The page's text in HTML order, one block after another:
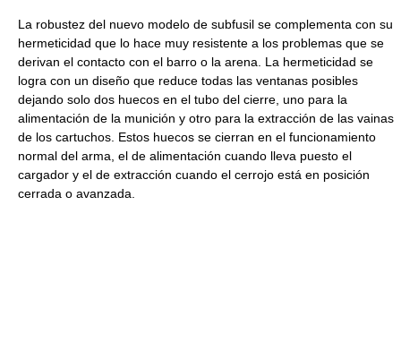
La robustez del nuevo modelo de subfusil se complementa con su
hermeticidad que lo hace muy resistente a los problemas que se
derivan el contacto con el barro o la arena. La hermeticidad se
logra con un diseño que reduce todas las ventanas posibles
dejando solo dos huecos en el tubo del cierre, uno para la
alimentación de la munición y otro para la extracción de las vainas
de los cartuchos. Estos huecos se cierran en el funcionamiento
normal del arma, el de alimentación cuando lleva puesto el
cargador y el de extracción cuando el cerrojo está en posición
cerrada o avanzada.